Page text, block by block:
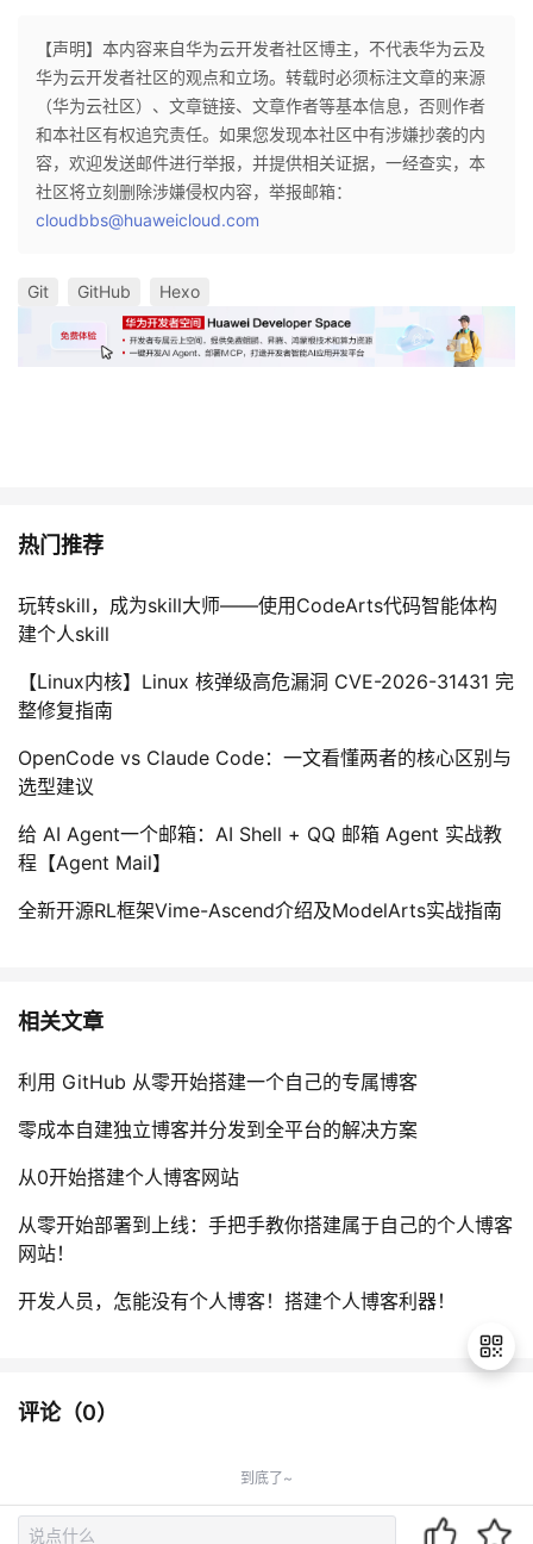
【声明】本内容来自华为云开发者社区博主，不代表华为云及
华为云开发者社区的观点和立场。转载时必须标注文章的来源
（华为云社区）、文章链接、文章作者等基本信息，否则作者
和本社区有权追究责任。如果您发现本社区中有涉嫌抄袭的内
容，欢迎发送邮件进行举报，并提供相关证据，一经查实，本
社区将立刻删除涉嫌侵权内容，举报邮箱：
cloudbbs@huaweicloud.com
Git GitHub Hexo
热门推荐
玩转skill，成为skill大师——使用CodeArts代码智能体构
建个人skill
【Linux内核】Linux 核弹级高危漏洞 CVE-2026-31431 完
整修复指南
OpenCode vs Claude Code：一文看懂两者的核心区别与
选型建议
给 AI Agent一个邮箱：AI Shell + QQ 邮箱 Agent 实战教
程【Agent Mail】
全新开源RL框架Vime-Ascend介绍及ModelArts实战指南
相关文章
利用 GitHub 从零开始搭建一个自己的专属博客
零成本自建独立博客并分发到全平台的解决方案
从0开始搭建个人博客网站
从零开始部署到上线：手把手教你搭建属于自己的个人博客
网站！
开发人员，怎能没有个人博客！搭建个人博客利器！
评论（0）
到底了~